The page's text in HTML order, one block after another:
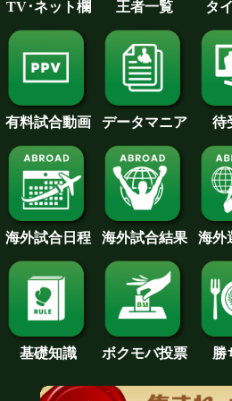
TV･ネット欄 王者一覧 タ
有料試合動画 データマニア 待
海外試合日程 海外試合結果 海外
基礎知識 ボクモバ投票 勝